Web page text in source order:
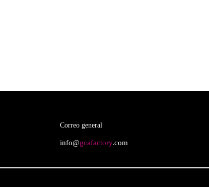
Correo general
info@gcafactory.com